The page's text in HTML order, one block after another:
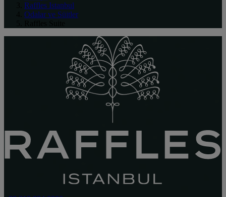
Raffles Istanbul
Odalar ve Süitler